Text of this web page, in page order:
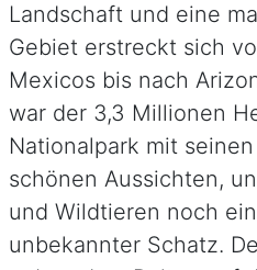
Landschaft und eine
Gebiet erstreckt sich
Mexicos bis nach
war der 3,3 Millionen
Nationalpark mit
schönen Aussichten,
und Wildtieren noch
unbekannter Schatz.